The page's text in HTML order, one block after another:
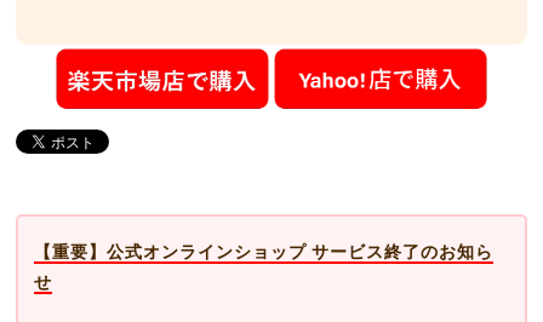
【重要】公式オンラインショップ サービス終了のお知ら
せ